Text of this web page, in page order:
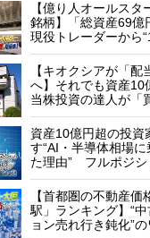
【億り人オールスタ
銘柄】「総資産69億
現役トレーダーから
【キオクシアが「配
へ】それでも資産10
当株投資の達人が「
資産10億円超の投資
す“AI・半導体相場に
た理由” フルポジシ
【首都圏の不動産価
駅」ランキング】“
ョン売れ行き鈍化”の